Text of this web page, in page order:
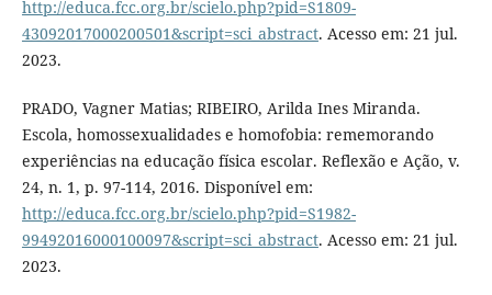
http://educa.fcc.org.br/scielo.php?pid=S1809-
43092017000200501&script=sci_abstract. Acesso em: 21 jul.
2023.
PRADO, Vagner Matias; RIBEIRO, Arilda Ines Miranda.
Escola, homossexualidades e homofobia: rememorando
experiências na educação física escolar. Reflexão e Ação, v.
24, n. 1, p. 97-114, 2016. Disponível em:
http://educa.fcc.org.br/scielo.php?pid=S1982-
99492016000100097&script=sci_abstract. Acesso em: 21 jul.
2023.